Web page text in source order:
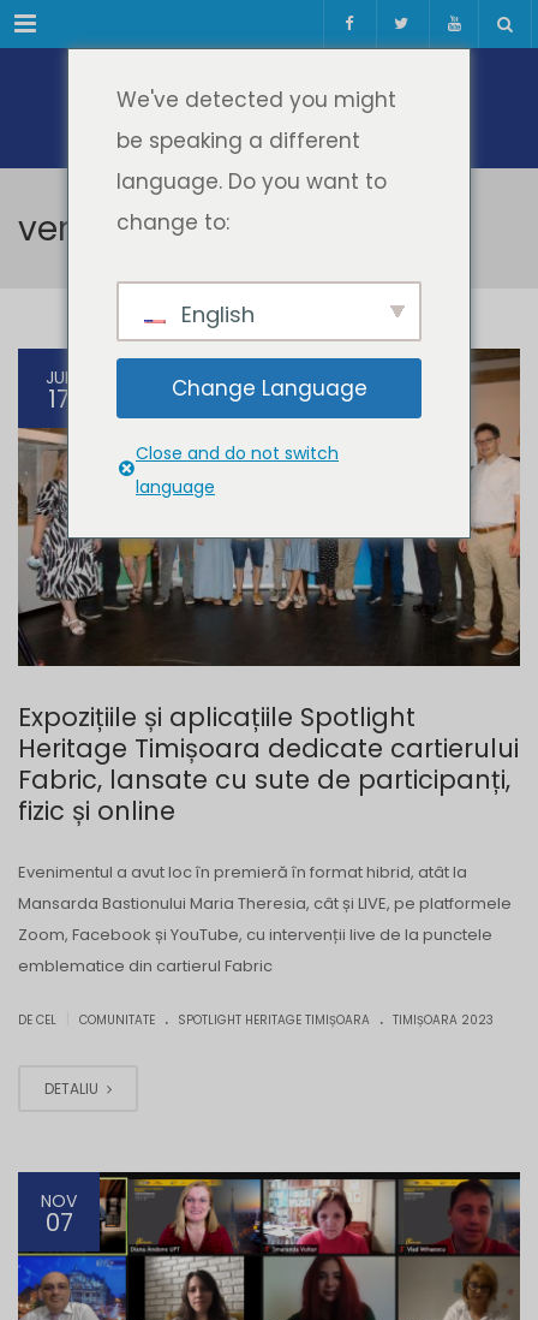
Meniul
vernisaj expozitie
JUL
17
Expozițiile și aplicațiile Spotlight
Heritage Timișoara dedicate cartierului
Fabric, lansate cu sute de participanți,
fizic și online
Evenimentul a avut loc în premieră în format hibrid, atât la
Mansarda Bastionului Maria Theresia, cât și LIVE, pe platformele
Zoom, Facebook și YouTube, cu intervenții live de la punctele
emblematice din cartierul Fabric
DE CEL COMUNITATE . SPOTLIGHT HERITAGE TIMIȘOARA . TIMIȘOARA 2023
DETALIU
NOV
07
We've detected you might
be speaking a different
language. Do you want to
change to:
English
Change Language
Close and do not switch
language